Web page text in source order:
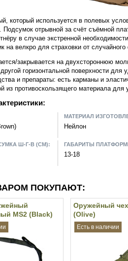
который используется в полевых
Подсумок отрывной за счёт съёмной
в случае экстренной
на велкро для страховки от
закрывается на двухстороннюю
горизонтальной поверхности для
и препараты: есть карманы и
из противоскользящего материала для
МАТЕРИАЛ
Нейлон
Ш-Г-В (СМ): ГАБАРИТЫ
13-18
ПОКУПАЮТ:
MS2 (Black)
Оружейный
(Olive)
Есть в наличии